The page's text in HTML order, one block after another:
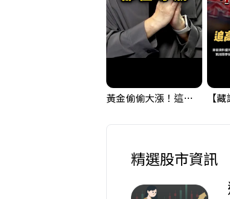
黃金偷偷大漲！這才是決定台股生死的「真風向球」！｜Mr.Jimmy高志銘 #黃金 #美元指數 #聯準會
精選股市資訊